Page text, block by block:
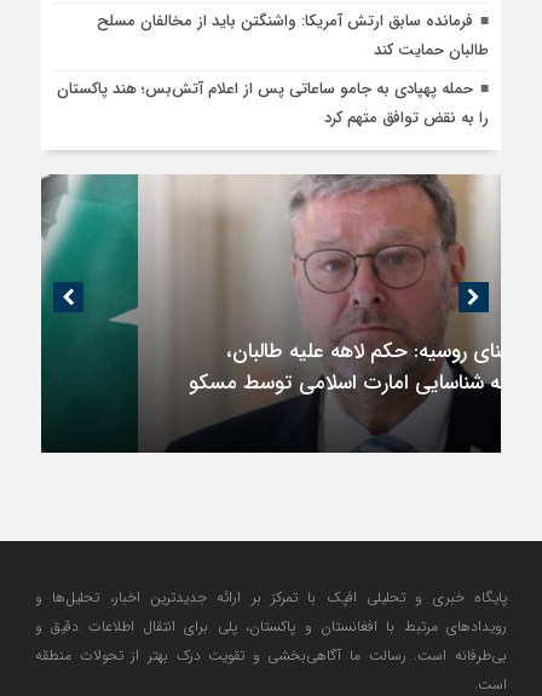
فرمانده سابق ارتش آمریکا: واشنگتن باید از مخالفان مسلح
طالبان حمایت کند
حمله پهپادی به جامو ساعاتی پس از اعلام آتش‌بس؛ هند پاکستان
را به نقض توافق متهم کرد
اندیشکده آمریکایی: حمایت پاکستان از ایران
نمادین بود؛ واشنگتن در حال فعال‌سازی نقش
امنیتی جدید اسلام‌آباد
پایگاه خبری و تحلیلی افپک با تمرکز بر ارائه جدیدترین اخبار، تحلیل‌ها و
رویدادهای مرتبط با افغانستان و پاکستان، پلی برای انتقال اطلاعات دقیق و
بی‌طرفانه است. رسالت ما آگاهی‌بخشی و تقویت درک بهتر از تحولات منطقه
است.